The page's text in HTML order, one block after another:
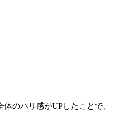
のハリ感がUPしたことで、